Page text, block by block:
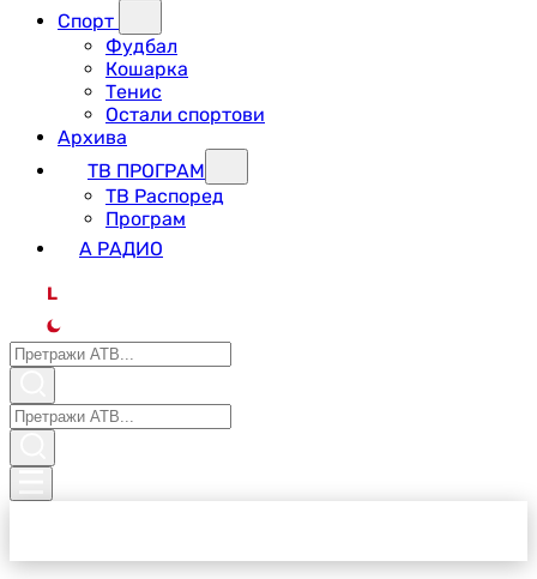
Спорт
Фудбал
Кошарка
Тенис
Остали спортови
Архива
ТВ ПРОГРАМ
ТВ Распоред
Програм
А РАДИО
L